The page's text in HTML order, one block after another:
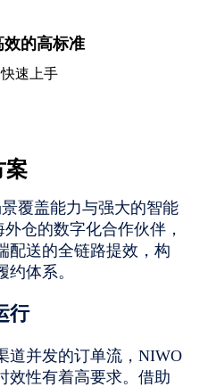
的高标准
速上手
案
覆盖能力与强大的智能
仓的数字化合作伙伴，
配送的全链路提效，构
体系。
行
道并发的订单流，NIWO
效性有着高要求。借助